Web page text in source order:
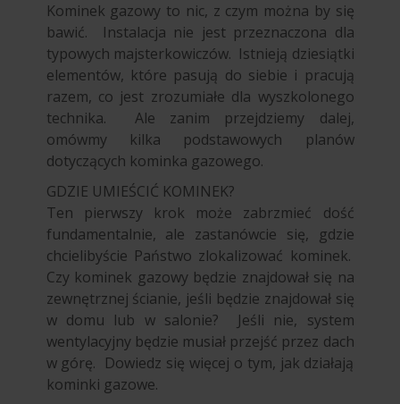
Kominek gazowy to nic, z czym można by się
bawić. Instalacja nie jest przeznaczona dla
typowych majsterkowiczów. Istnieją dziesiątki
elementów, które pasują do siebie i pracują
razem, co jest zrozumiałe dla wyszkolonego
technika. Ale zanim przejdziemy dalej,
omówmy kilka podstawowych planów
dotyczących kominka gazowego.
GDZIE UMIEŚCIĆ KOMINEK?
Ten pierwszy krok może zabrzmieć dość
fundamentalnie, ale zastanówcie się, gdzie
chcielibyście Państwo zlokalizować kominek.
Czy kominek gazowy będzie znajdował się na
zewnętrznej ścianie, jeśli będzie znajdował się
w domu lub w salonie? Jeśli nie, system
wentylacyjny będzie musiał przejść przez dach
w górę. Dowiedz się więcej o tym, jak działają
kominki gazowe.